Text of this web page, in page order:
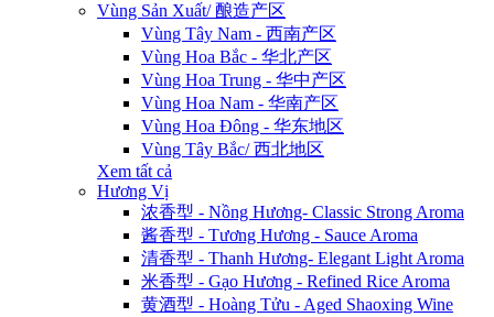
Vùng Sản Xuất/ 酿造产区
Vùng Tây Nam - 西南产区
Vùng Hoa Bắc - 华北产区
Vùng Hoa Trung - 华中产区
Vùng Hoa Nam - 华南产区
Vùng Hoa Đông - 华东地区
Vùng Tây Bắc/ 西北地区
Xem tất cả
Hương Vị
浓香型 - Nồng Hương- Classic Strong Aroma
酱香型 - Tương Hương - Sauce Aroma
清香型 - Thanh Hương- Elegant Light Aroma
米香型 - Gạo Hương - Refined Rice Aroma
黄酒型 - Hoàng Tửu - Aged Shaoxing Wine